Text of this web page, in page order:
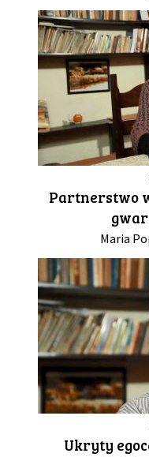
Partnerstwo
Maria
Ukryty